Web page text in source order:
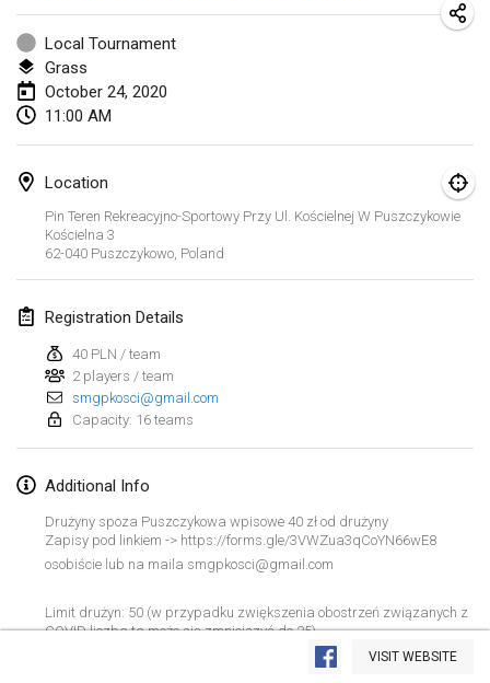
View list
Local Tournament
Grass
October 24, 2020
11:00 AM
Location
Pin Teren Rekreacyjno-Sportowy Przy Ul. Kościelnej W Puszczykowie
Kościelna 3
62-040 Puszczykowo, Poland
Registration Details
40 PLN / team
2 players / team
smgpkosci@gmail.com
Capacity: 16 teams
Additional Info
Drużyny spoza Puszczykowa wpisowe 40 zł od drużyny
Zapisy pod linkiem -> https://forms.gle/3VWZua3qCoYN66wE8
osobiście lub na maila smgpkosci@gmail.com
Limit drużyn: 50 (w przypadku zwiększenia obostrzeń związanych z
COVID liczba ta może się zmniejszyć do 25).
VISIT WEBSITE
Morukku tama League
Jan 12, 2020|Japan
Ystävyysturnaus
Jan 18, 2020
Jan 19, 2020
Tournoi d'Hiver
Tournoi de Mölkky - Lesfous Dubâtonvaigeois
Jan 25, 2020|
February 2020
Feb 1, 2020|
Möl'Krêpes
Feb 1, 2020 |France
Liekki Cup